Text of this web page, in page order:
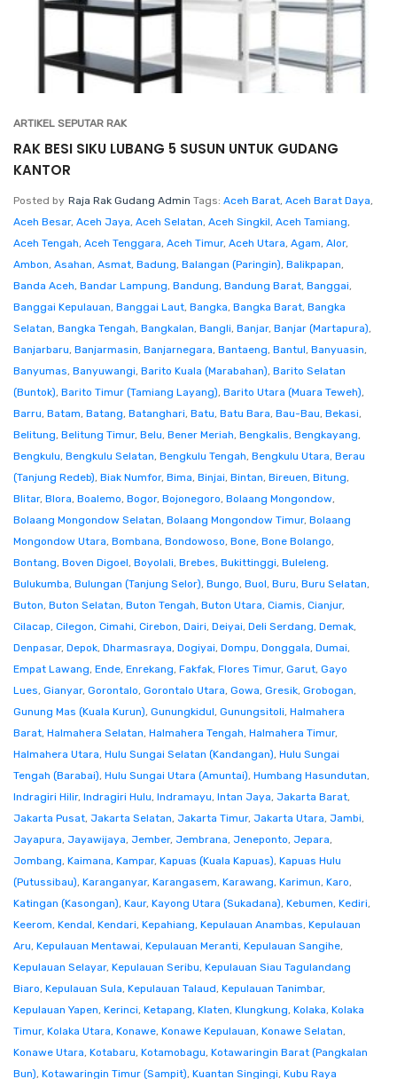
ARTIKEL SEPUTAR RAK
RAK BESI SIKU LUBANG 5 SUSUN UNTUK GUDANG
KANTOR
Posted by Raja Rak Gudang Admin Tags: Aceh Barat, Aceh Barat Daya,
Aceh Besar, Aceh Jaya, Aceh Selatan, Aceh Singkil, Aceh Tamiang,
Aceh Tengah, Aceh Tenggara, Aceh Timur, Aceh Utara, Agam, Alor,
Ambon, Asahan, Asmat, Badung, Balangan (Paringin), Balikpapan,
Banda Aceh, Bandar Lampung, Bandung, Bandung Barat, Banggai,
Banggai Kepulauan, Banggai Laut, Bangka, Bangka Barat, Bangka
Selatan, Bangka Tengah, Bangkalan, Bangli, Banjar, Banjar (Martapura),
Banjarbaru, Banjarmasin, Banjarnegara, Bantaeng, Bantul, Banyuasin,
Banyumas, Banyuwangi, Barito Kuala (Marabahan), Barito Selatan
(Buntok), Barito Timur (Tamiang Layang), Barito Utara (Muara Teweh),
Barru, Batam, Batang, Batanghari, Batu, Batu Bara, Bau-Bau, Bekasi,
Belitung, Belitung Timur, Belu, Bener Meriah, Bengkalis, Bengkayang,
Bengkulu, Bengkulu Selatan, Bengkulu Tengah, Bengkulu Utara, Berau
(Tanjung Redeb), Biak Numfor, Bima, Binjai, Bintan, Bireuen, Bitung,
Blitar, Blora, Boalemo, Bogor, Bojonegoro, Bolaang Mongondow,
Bolaang Mongondow Selatan, Bolaang Mongondow Timur, Bolaang
Mongondow Utara, Bombana, Bondowoso, Bone, Bone Bolango,
Bontang, Boven Digoel, Boyolali, Brebes, Bukittinggi, Buleleng,
Bulukumba, Bulungan (Tanjung Selor), Bungo, Buol, Buru, Buru Selatan,
Buton, Buton Selatan, Buton Tengah, Buton Utara, Ciamis, Cianjur,
Cilacap, Cilegon, Cimahi, Cirebon, Dairi, Deiyai, Deli Serdang, Demak,
Denpasar, Depok, Dharmasraya, Dogiyai, Dompu, Donggala, Dumai,
Empat Lawang, Ende, Enrekang, Fakfak, Flores Timur, Garut, Gayo
Lues, Gianyar, Gorontalo, Gorontalo Utara, Gowa, Gresik, Grobogan,
Gunung Mas (Kuala Kurun), Gunungkidul, Gunungsitoli, Halmahera
Barat, Halmahera Selatan, Halmahera Tengah, Halmahera Timur,
Halmahera Utara, Hulu Sungai Selatan (Kandangan), Hulu Sungai
Tengah (Barabai), Hulu Sungai Utara (Amuntai), Humbang Hasundutan,
Indragiri Hilir, Indragiri Hulu, Indramayu, Intan Jaya, Jakarta Barat,
Jakarta Pusat, Jakarta Selatan, Jakarta Timur, Jakarta Utara, Jambi,
Jayapura, Jayawijaya, Jember, Jembrana, Jeneponto, Jepara,
Jombang, Kaimana, Kampar, Kapuas (Kuala Kapuas), Kapuas Hulu
(Putussibau), Karanganyar, Karangasem, Karawang, Karimun, Karo,
Katingan (Kasongan), Kaur, Kayong Utara (Sukadana), Kebumen, Kediri,
Keerom, Kendal, Kendari, Kepahiang, Kepulauan Anambas, Kepulauan
Aru, Kepulauan Mentawai, Kepulauan Meranti, Kepulauan Sangihe,
Kepulauan Selayar, Kepulauan Seribu, Kepulauan Siau Tagulandang
Biaro, Kepulauan Sula, Kepulauan Talaud, Kepulauan Tanimbar,
Kepulauan Yapen, Kerinci, Ketapang, Klaten, Klungkung, Kolaka, Kolaka
Timur, Kolaka Utara, Konawe, Konawe Kepulauan, Konawe Selatan,
Konawe Utara, Kotabaru, Kotamobagu, Kotawaringin Barat (Pangkalan
Bun), Kotawaringin Timur (Sampit), Kuantan Singingi, Kubu Raya